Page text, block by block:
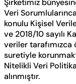
Şirketimiz
Veri
konulu Kişisel
ve 2018/10 sayılı
veriler
suretiyle
Nitelikli Veri
alınmıştır.